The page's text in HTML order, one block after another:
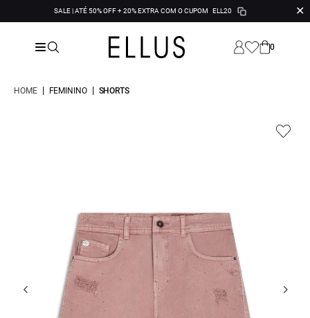
SALE | ATÉ 50% OFF + 20% EXTRA COM O CUPOM ELL20 ✕
0
HOME | FEMININO | SHORTS